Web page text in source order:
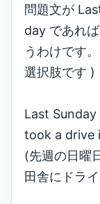
問題文が
day であれ
うわけです
選択肢です )
Last
took a drive
(先週の日曜
田舎にドラ